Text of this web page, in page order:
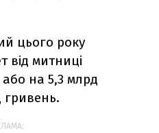
цього року
від митниці
на 5,3 млрд
гривень.